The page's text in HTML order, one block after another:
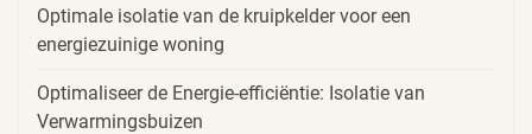
Optimale isolatie van de kruipkelder voor een
energiezuinige woning
Optimaliseer de Energie-efficiëntie: Isolatie van
Verwarmingsbuizen